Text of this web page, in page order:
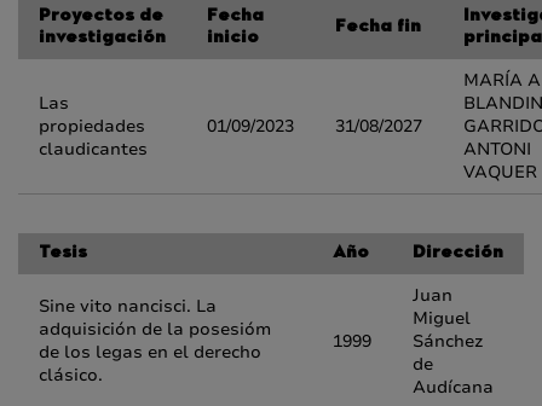
Proyectos de
investigación
Fecha
inicio
Fecha fin
Las
propiedades
claudicantes
01/09/2023 31/08/2027
MARÍA
ANTONI
VAQUER
Tesis Año Dirección
Sine vito nancisci. La
adquisición de la posesióm
de los legas en el derecho
clásico.
1999
Juan
Miguel
Sánchez
de
Audícana